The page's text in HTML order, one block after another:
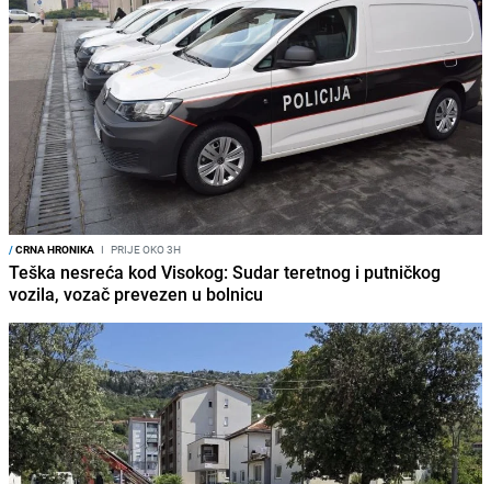
/CRNA HRONIKA I PRIJE OKO 3H
Teška nesreća kod Visokog: Sudar teretnog i putničkog
vozila, vozač prevezen u bolnicu